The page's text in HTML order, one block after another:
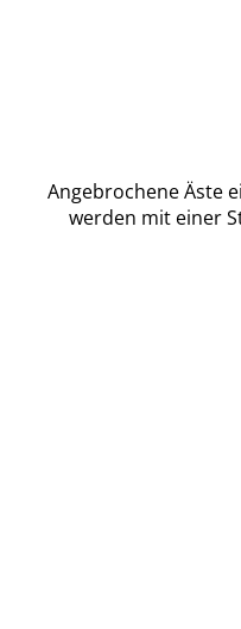
Angebrochene Äste
werden mit einer